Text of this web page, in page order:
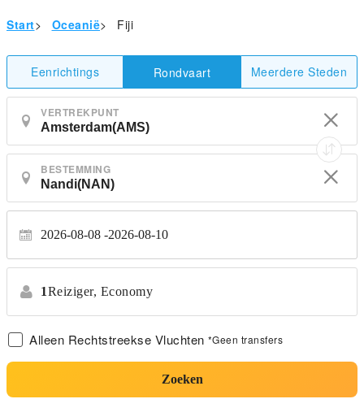
Start> Oceanië> Fiji
Eenrichtings Rondvaart Meerdere Steden
VERTREKPUNT
BESTEMMING
2026-08-08 2026-08-10
1Reiziger, Economy
Alleen Rechtstreekse Vluchten *Geen transfers
Zoeken